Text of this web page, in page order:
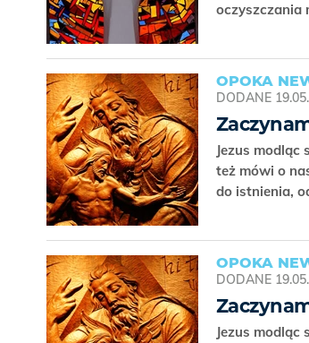
oczyszczania
OPOKA
DODANE
Jezus
też mówi o
do istnienia,
OPOKA
DODANE
Jezus